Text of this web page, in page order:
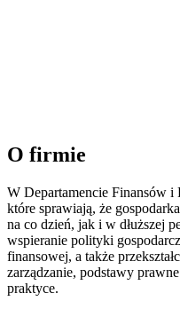
O firmie
W Departamencie Finansów i
które sprawiają, że
na co dzień, jak i w dłuższej
wspieranie polityki
finansowej, a także
zarządzanie, podstawy
praktyce.